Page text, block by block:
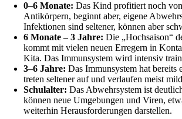
0–6 Monate: Das Kind profitiert noch
Antikörpern, beginnt aber, eigene
Infektionen sind seltener, können aber
6 Monate – 3 Jahre: Die „Hochsaison“
kommt mit vielen neuen Erregern in
Kita. Das Immunsystem wird intensiv
3–6 Jahre: Das Immunsystem hat bereits
treten seltener auf und verlaufen meist
Schulalter: Das Abwehrsystem ist
können neue Umgebungen und Viren,
weiterhin Herausforderungen darstellen.